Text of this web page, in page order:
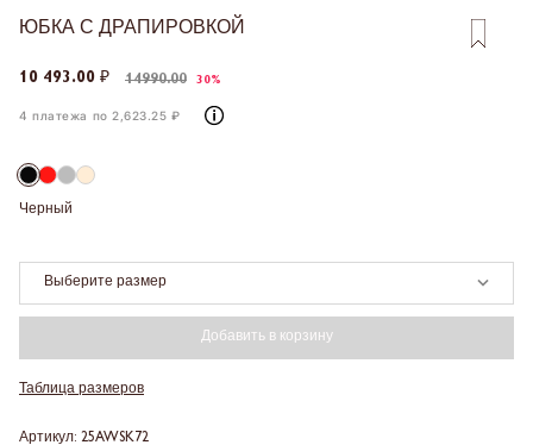
ЮБКА С ДРАПИРОВКОЙ
10 493.00 ₽ 14990.00 30%
4 платежа по 2,623.25 ₽
Черный
Выберите размер
Добавить в корзину
Таблица размеров
Артикул: 25AWSK72